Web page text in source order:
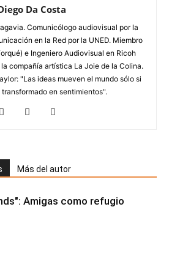
Da Costa
Comunicólogo audiovisual por la
en la Red por la UNED. Miembro
e Ingeniero Audiovisual en Ricoh
compañía artística La Joie de la Colina.
"Las ideas mueven el mundo sólo si
en sentimientos".
Más del autor
Amigas como refugio